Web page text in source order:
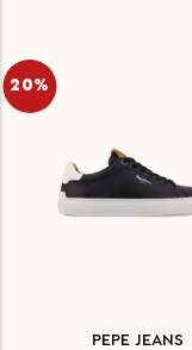
20%
PEPE JEANS